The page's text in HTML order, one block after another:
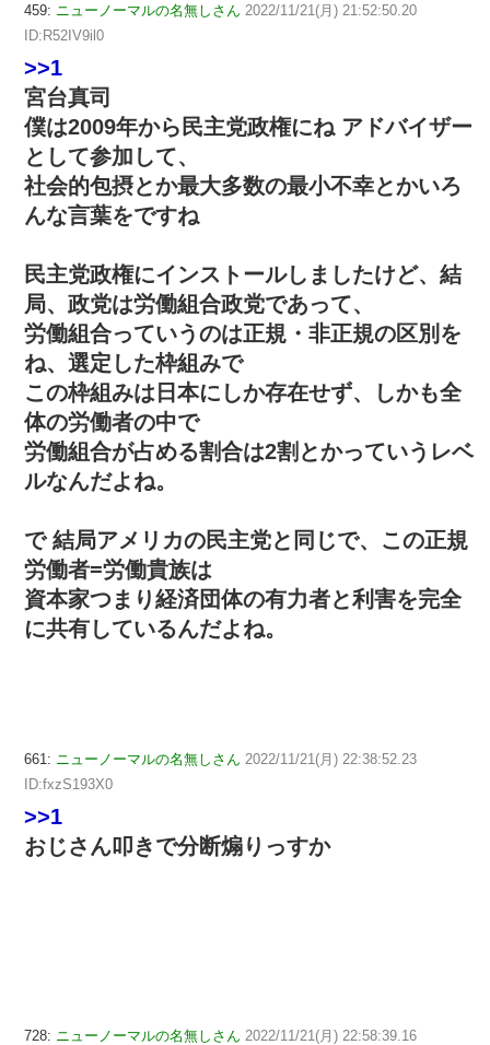
459: ニューノーマルの名無しさん 2022/11/21(月) 21:52:50.20
ID:R52IV9il0
>>1
宮台真司
僕は2009年から民主党政権にね アドバイザー
として参加して、
社会的包摂とか最大多数の最小不幸とかいろ
んな言葉をですね
民主党政権にインストールしましたけど、結
局、政党は労働組合政党であって、
労働組合っていうのは正規・非正規の区別を
ね、選定した枠組みで
この枠組みは日本にしか存在せず、しかも全
体の労働者の中で
労働組合が占める割合は2割とかっていうレベ
ルなんだよね。
で 結局アメリカの民主党と同じで、この正規
労働者=労働貴族は
資本家つまり経済団体の有力者と利害を完全
に共有しているんだよね。
661: ニューノーマルの名無しさん 2022/11/21(月) 22:38:52.23
ID:fxzS193X0
>>1
おじさん叩きで分断煽りっすか
728: ニューノーマルの名無しさん 2022/11/21(月) 22:58:39.16